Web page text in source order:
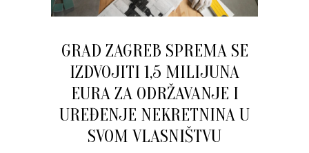
GRAD ZAGREB SPREMA SE
IZDVOJITI 1,5 MILIJUNA
EURA ZA ODRŽAVANJE I
UREĐENJE NEKRETNINA U
SVOM VLASNIŠTVU